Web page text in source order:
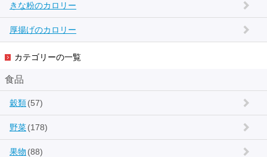
きな粉のカロリー
厚揚げのカロリー
カテゴリーの一覧
食品
穀類(57)
野菜(178)
果物 (88)